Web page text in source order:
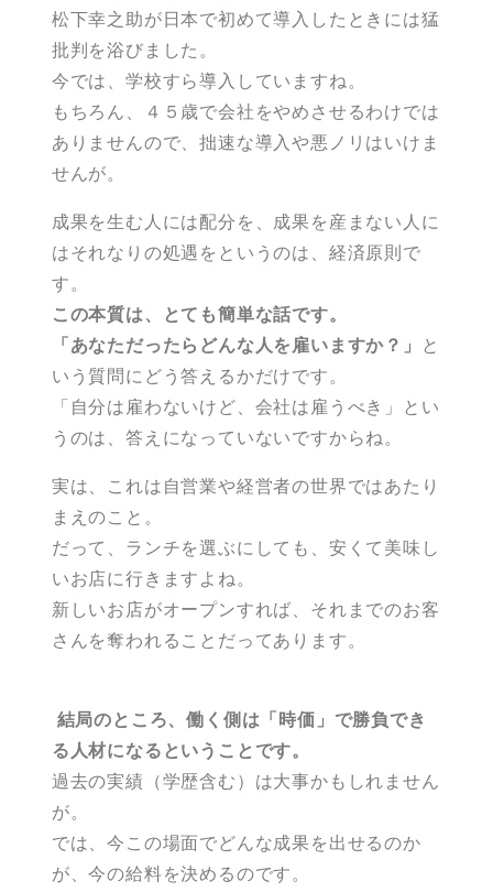
松下幸之助が日本で初めて導入したときには猛
批判を浴びました。
今では、学校すら導入していますね。
もちろん、４５歳で会社をやめさせるわけでは
ありませんので、拙速な導入や悪ノリはいけま
せんが。
成果を生む人には配分を、成果を産まない人に
はそれなりの処遇をというのは、経済原則で
す。
この本質は、とても簡単な話です。
「あなただったらどんな人を雇いますか？」
と
いう質問にどう答えるかだけです。
「自分は雇わないけど、会社は雇うべき」とい
うのは、答えになっていないですからね。
実は、これは自営業や経営者の世界ではあたり
まえのこと。
だって、ランチを選ぶにしても、安くて美味し
いお店に行きますよね。
新しいお店がオープンすれば、それまでのお客
さんを奪われることだってあります。
結局のところ、働く側は「時価」で勝負でき
る人材になるということです。
過去の実績（学歴含む）は大事かもしれません
が。
では、今この場面でどんな成果を出せるのか
が、今の給料を決めるのです。